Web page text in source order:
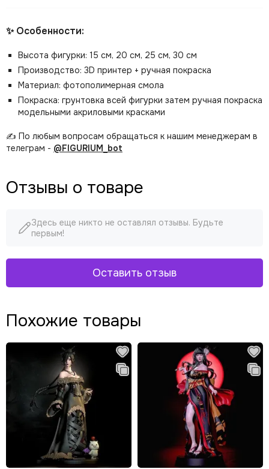
✨ Особенности:
Высота фигурки: 15 см, 20 см, 25 см, 30 см
Производство: 3D принтер + ручная покраска
Материал: фотополимерная смола
Покраска: грунтовка всей фигурки затем ручная покраска
модельными акриловыми красками
✍️ По любым вопросам обращаться к нашим менеджерам в
телеграм - @FIGURIUM_bot
Отзывы о товаре
Здесь еще никто не оставлял отзывы. Будьте
первым!
Оставить отзыв
Похожие товары